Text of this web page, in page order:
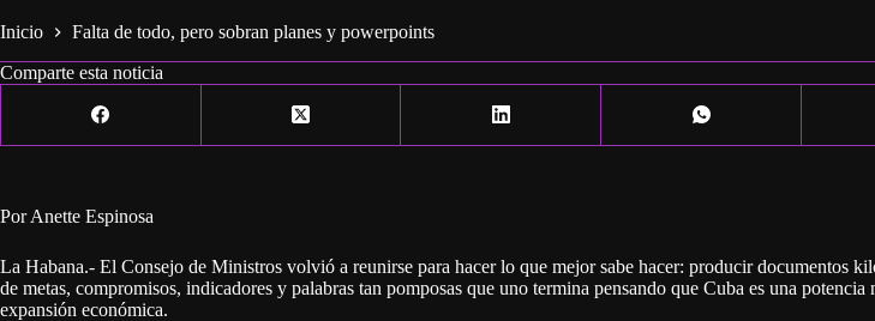
Inicio
Falta de todo, pero sobran planes y powerpoints
Comparte esta noticia
Por Anette Espinosa
La Habana.- El Consejo de Ministros volvió a reunirse para hacer lo que mejor sabe hacer: producir documentos
de metas, compromisos, indicadores y palabras tan pomposas que uno termina pensando que Cuba es una potencia
expansión económica.